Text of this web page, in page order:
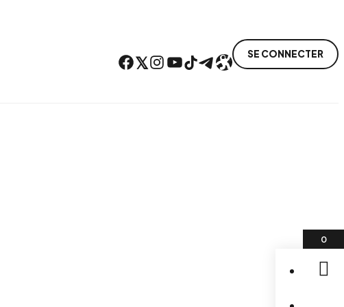
Facebook Twitter Instagram YouTube TikTok TelegramLien SE CONNECTER
0